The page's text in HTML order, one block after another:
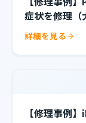
症状を修理（
詳細を見る
【修理事例